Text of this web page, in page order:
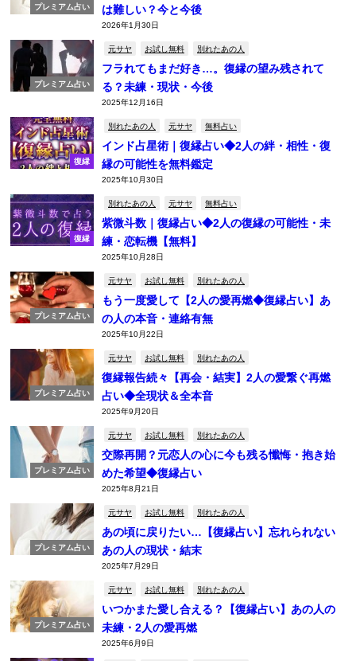
プレミアム占い
は難しい？今と今後
2026年1月30日
プレミアム占い
元サヤ お試し無料 別れたあの人
フラれてもまだ好き…。復縁の望み残されて
る？未練・現状・今後
2025年12月16日
復縁
別れたあの人 元サヤ 無料占い
インド占星術｜復縁占い◆2人の絆・相性・復
縁の可能性を無料鑑定
2025年10月30日
復縁
別れたあの人 元サヤ 無料占い
紫微斗数｜復縁占い◆2人の復縁の可能性・未
練・恋転機【無料】
2025年10月28日
プレミアム占い
元サヤ お試し無料 別れたあの人
もう一度愛して【2人の愛再燃◆復縁占い】あ
の人の本音・連絡有無
2025年10月22日
プレミアム占い
元サヤ お試し無料 別れたあの人
復縁報告続々【再会・結実】2人の愛繋ぐ再燃
占い◆全現状＆全本音
2025年9月20日
プレミアム占い
元サヤ お試し無料 別れたあの人
交際再開？元恋人の心に今も残る懺悔・抱き始
めた希望◆復縁占い
2025年8月21日
プレミアム占い
元サヤ お試し無料 別れたあの人
あの頃に戻りたい…【復縁占い】忘れられない
あの人の現状・結末
2025年7月29日
プレミアム占い
元サヤ お試し無料 別れたあの人
いつかまた愛し合える？【復縁占い】あの人の
未練・2人の愛再燃
2025年6月9日